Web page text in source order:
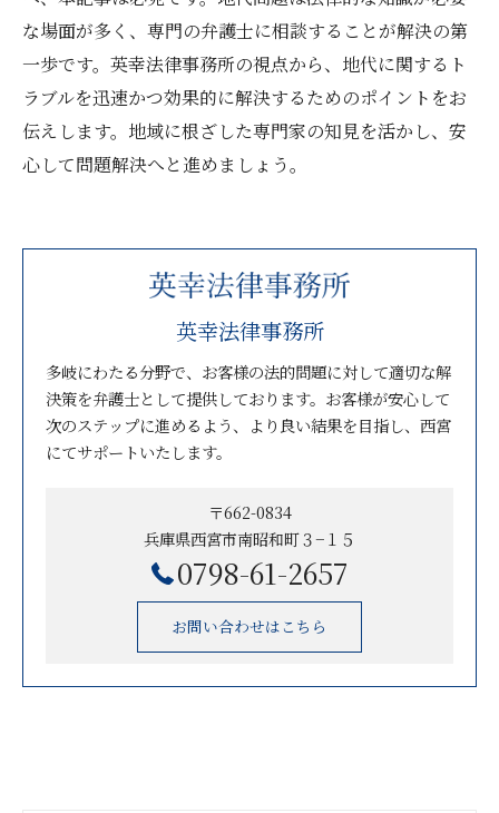
な場面が多く、専門の弁護士に相談することが解決の第
一歩です。英幸法律事務所の視点から、地代に関するト
ラブルを迅速かつ効果的に解決するためのポイントをお
伝えします。地域に根ざした専門家の知見を活かし、安
心して問題解決へと進めましょう。
英幸法律事務所
多岐にわたる分野で、お客様の法的問題に対して適切な解
決策を弁護士として提供しております。お客様が安心して
次のステップに進めるよう、より良い結果を目指し、西宮
にてサポートいたします。
〒662-0834
兵庫県西宮市南昭和町３−１５
0798-61-2657
お問い合わせはこちら